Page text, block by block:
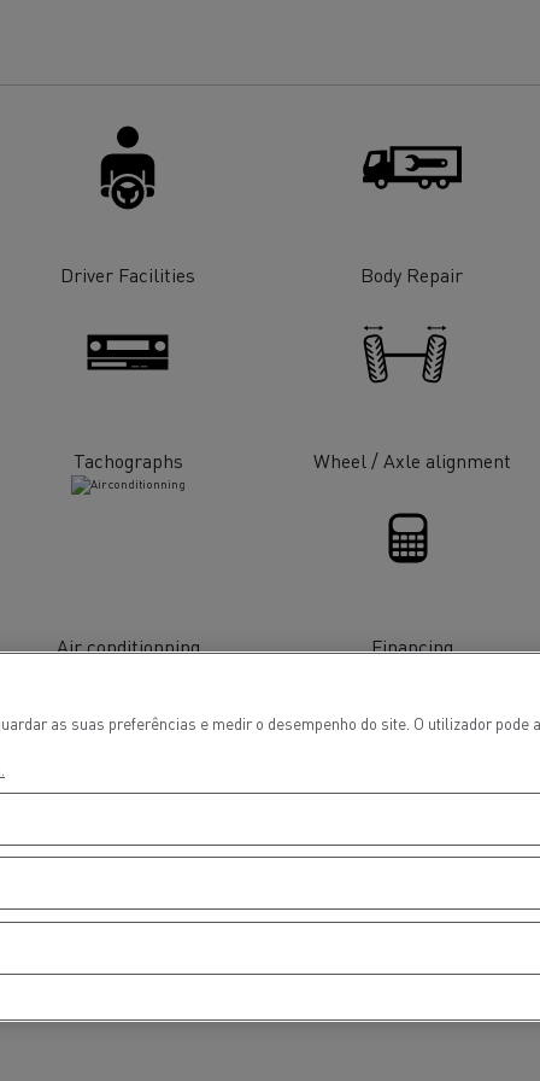
os seus camiões
Driver Facilities Body Repair
Tachographs Wheel / Axle alignment
Air conditionning Financing
as suas preferências e medir o desempenho do site. O utilizador